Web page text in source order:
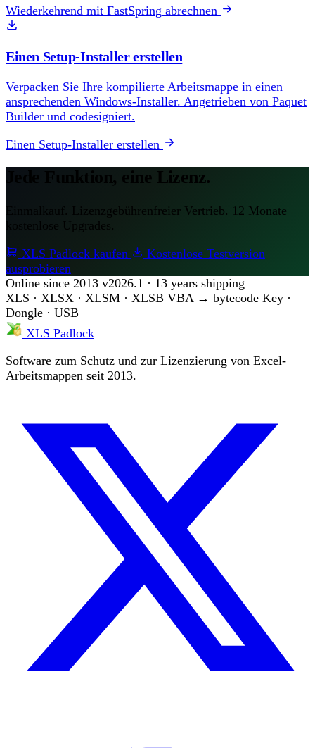
Wiederkehrend mit FastSpring abrechnen
Einen Setup-Installer erstellen
Verpacken Sie Ihre kompilierte Arbeitsmappe in einen
ansprechenden Windows-Installer. Angetrieben von Paquet
Builder und codesigniert.
Einen Setup-Installer erstellen
Jede Funktion, eine Lizenz.
Einmalkauf. Lizenzgebührenfreier Vertrieb. 12 Monate
kostenlose Upgrades.
XLS Padlock kaufen
Kostenlose Testversion
ausprobieren
Online since 2013 v2026.1 · 13 years shipping
XLS · XLSX · XLSM · XLSB VBA → bytecode Key ·
Dongle · USB
XLS Padlock
Software zum Schutz und zur Lizenzierung von Excel-
Arbeitsmappen seit 2013.